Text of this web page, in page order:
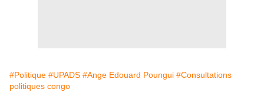
#Politique #UPADS #Ange Edouard Poungui #Consultations
politiques congo